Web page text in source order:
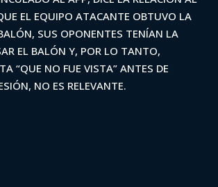
EL EQUIPO ATACANTE OBTUVO LA
SUS OPONENTES TENÍAN LA
EL BALÓN Y, POR LO TANTO,
“QUE NO FUE VISTA” ANTES DE
NO ES RELEVANTE.